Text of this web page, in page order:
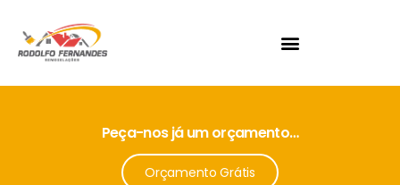
PROFISSIONALISMO
MICROCIMENT
O
singular ambiente em cimento.
Peça-nos um orçamento!
Peça-nos já um orçamento…
Orçamento Grátis